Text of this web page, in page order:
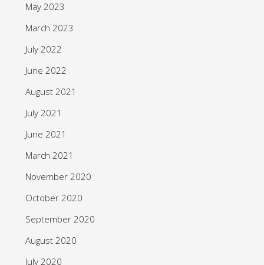
May 2023
March 2023
July 2022
June 2022
August 2021
July 2021
June 2021
March 2021
November 2020
October 2020
September 2020
August 2020
July 2020